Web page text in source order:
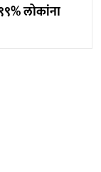
लोकांना